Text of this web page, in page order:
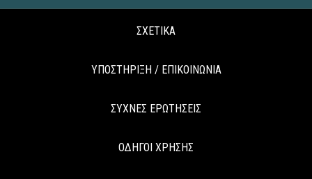
ΣΧΕΤΙΚΑ
ΥΠΟΣΤΗΡΙΞΗ / ΕΠΙΚΟΙΝΩΝΙΑ
ΣΥΧΝΕΣ ΕΡΩΤΗΣΕΙΣ
ΟΔΗΓΟΙ ΧΡΗΣΗΣ